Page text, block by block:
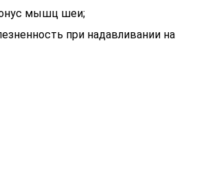
мышц шеи;
при надавливании на